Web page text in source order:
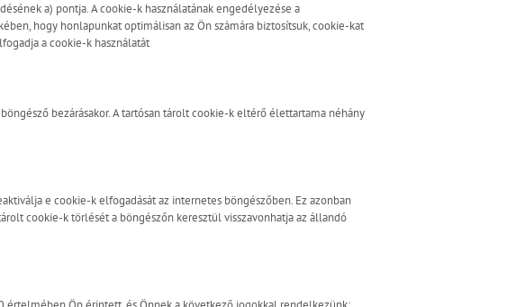
a) pontja. A cookie-k használatának engedélyezése a
hogy honlapunkat optimálisan az Ön számára biztosítsuk, cookie-kat
a cookie-k használatát
bezárásakor. A tartósan tárolt cookie-k eltérő élettartama néhány
e cookie-k elfogadását az internetes böngészőben. Ez azonban
cookie-k törlését a böngészőn keresztül visszavonhatja az állandó